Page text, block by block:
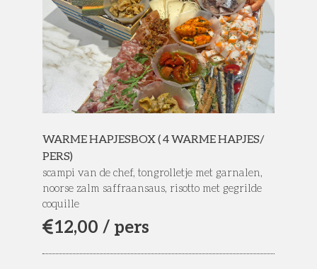
WARME HAPJESBOX ( 4 WARME HAPJES/
PERS)
scampi van de chef, tongrolletje met garnalen,
noorse zalm saffraansaus, risotto met gegrilde
coquille
12,00 / pers